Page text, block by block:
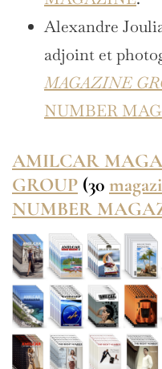
Alexandre
adjoint et
MAGAZINE
NUMBER
AMILCAR
GROUP (30
NUMBER